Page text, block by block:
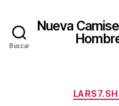
Buscar
Nueva